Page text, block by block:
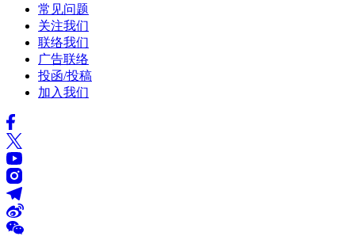
常见问题
关注我们
联络我们
广告联络
投函/投稿
加入我们